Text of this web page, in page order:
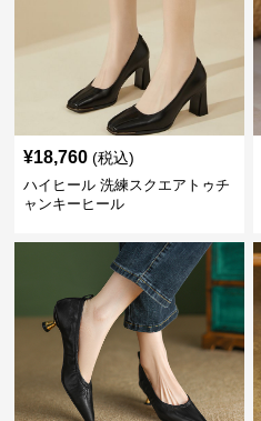
¥18,760 (税込)
ハイヒール 洗練スクエアトゥチ
ャンキーヒール